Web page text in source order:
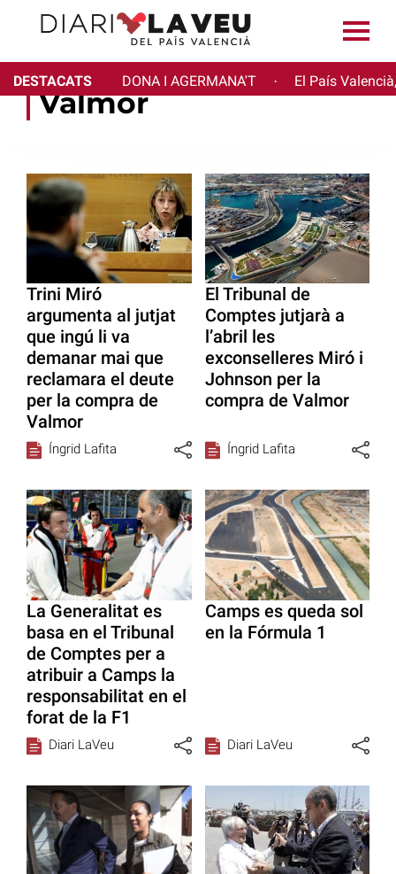
DESTACATS DONA I AGERMANA'T · El País
Valmor
Trini Miró
argumenta al jutjat
que ingú li va
demanar mai que
reclamara el deute
per la compra de
Valmor
Íngrid Lafita
El Tribunal de
Comptes jutjarà a
l’abril les
exconselleres Miró i
Johnson per la
compra de Valmor
Íngrid Lafita
La Generalitat es
basa en el Tribunal
de Comptes per a
atribuir a Camps la
responsabilitat en el
forat de la F1
Diari LaVeu
Camps es queda sol
en la Fórmula 1
Diari LaVeu